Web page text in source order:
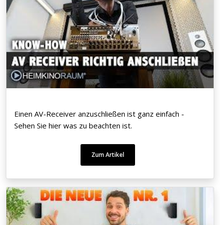
Einen AV-Receiver anzuschließen ist ganz einfach -
Sehen Sie hier was zu beachten ist.
Zum Artikel